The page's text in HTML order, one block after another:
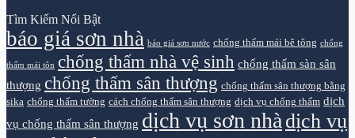
Tìm Kiếm Nổi Bật
báo giá sơn nhà báo giá sơn nước chống thấm mái bê tông chống
thấm mái tôn chống thấm nhà vệ sinh chống thấm sàn sân
thượng chống thấm sân thượng chống thấm sân thượng bằng
sika chống thấm tường cách chống thấm sân thượng dịch vụ chống thấm dịch
vụ chống thấm sân thượng dịch vụ sơn nhà dịch vụ